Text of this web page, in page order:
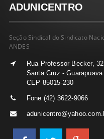
ADUNICENTRO
Seção Sindical do Sindicato
ANDES
Rua Professor Becker,
Santa Cruz -
CEP 85015-230
Fone (42) 3622-9066